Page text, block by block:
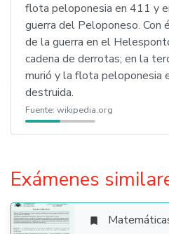
flota peloponesia en 411 y
guerra del Peloponeso.
de la guerra en el
cadena de derrotas; en la
murió y la flota peloponesia
destruida.
Fuente: wikipedia.org
Exámenes
